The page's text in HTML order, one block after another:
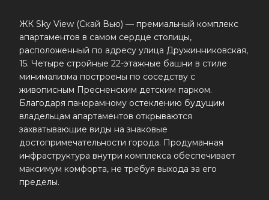
ЖК Sky View (Скай Вью) — премиальный комплекс
апартаментов в самом сердце столицы,
расположенный по адресу улица Дружинниковская,
15. Четыре стройные 22-этажные башни в стиле
минимализма построены по соседству с
живописным Пресненским детским парком.
Благодаря панорамному остеклению будущим
владельцам апартаментов открываются
захватывающие виды на знаковые
достопримечательности города. Продуманная
инфраструктура внутри комплекса обеспечивает
максимум комфорта, не требуя выхода за его
пределы.